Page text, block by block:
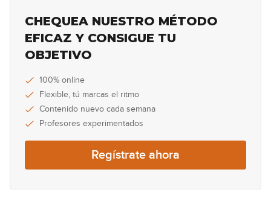
07:20
12:37
07:30
#39 Groove Pop en G
CHEQUEA NUESTRO MÉTODO
EFICAZ Y CONSIGUE TU
OBJETIVO
100% online
Flexible, tú marcas el ritmo
Contenido nuevo cada semana
Profesores experimentados
Regístrate ahora